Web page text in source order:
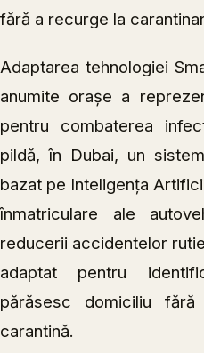
fără a recurge la
Adaptarea tehnologiei
anumite orașe a
pentru combaterea
pildă, în Dubai, un
bazat pe Inteligența
înmatriculare ale
reducerii accidentelor
adaptat pentru
părăsesc domiciliu
carantină.